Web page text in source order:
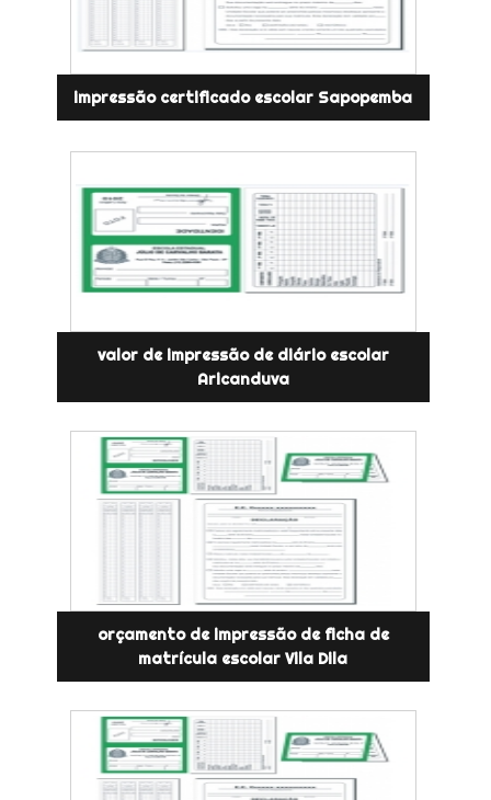
impressão certificado escolar Sapopemba
valor de impressão de diário escolar
Aricanduva
orçamento de impressão de ficha de
matrícula escolar Vila Dila